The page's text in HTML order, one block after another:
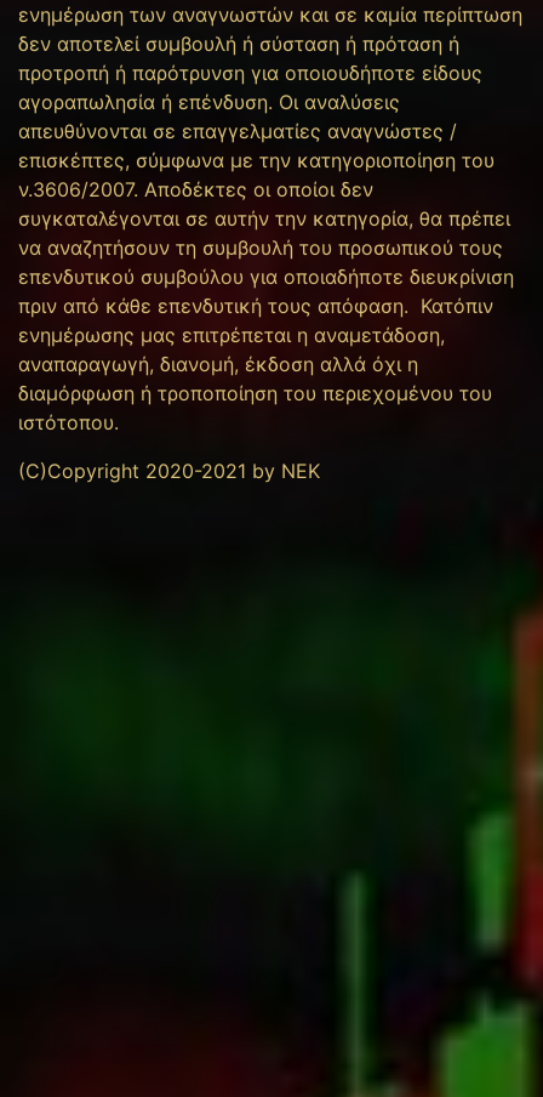
ενημέρωση των αναγνωστών και σε καμία περίπτωση
δεν αποτελεί συμβουλή ή σύσταση ή πρόταση ή
προτροπή ή παρότρυνση για οποιουδήποτε είδους
αγοραπωλησία ή επένδυση. Οι αναλύσεις
απευθύνονται σε επαγγελματίες αναγνώστες /
επισκέπτες, σύμφωνα με την κατηγοριοποίηση του
ν.3606/2007. Αποδέκτες οι οποίοι δεν
συγκαταλέγονται σε αυτήν την κατηγορία, θα πρέπει
να αναζητήσουν τη συμβουλή του προσωπικού τους
επενδυτικού συμβούλου για οποιαδήποτε διευκρίνιση
πριν από κάθε επενδυτική τους απόφαση. Κατόπιν
ενημέρωσης μας επιτρέπεται η αναμετάδοση,
αναπαραγωγή, διανομή, έκδοση αλλά όχι η
διαμόρφωση ή τροποποίηση του περιεχομένου του
ιστότοπου.
(C)Copyright 2020-2021 by NEK